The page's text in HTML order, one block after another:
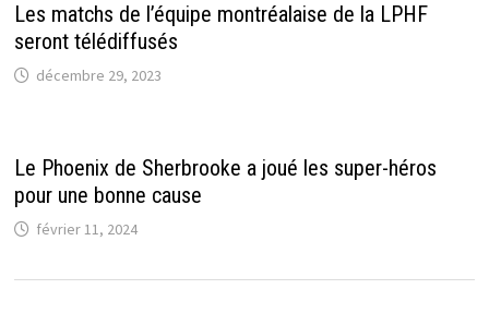
Les matchs de l’équipe montréalaise de la LPHF
seront télédiffusés
décembre 29, 2023
Le Phoenix de Sherbrooke a joué les super-héros
pour une bonne cause
février 11, 2024